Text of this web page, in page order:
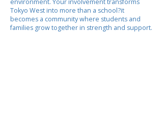
environment. Your involvement transforms
Tokyo West into more than a school?it
becomes a community where students and
families grow together in strength and support.